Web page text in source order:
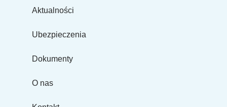
Aktualności
Ubezpieczenia
Dokumenty
O nas